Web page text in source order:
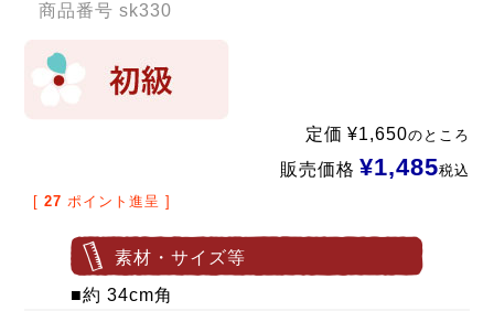
商品番号 sk330
定価 ¥1,650のところ
販売価格 ¥1,485税込
[ 27 ポイント進呈 ]
素材・サイズ等
■約 34cm角